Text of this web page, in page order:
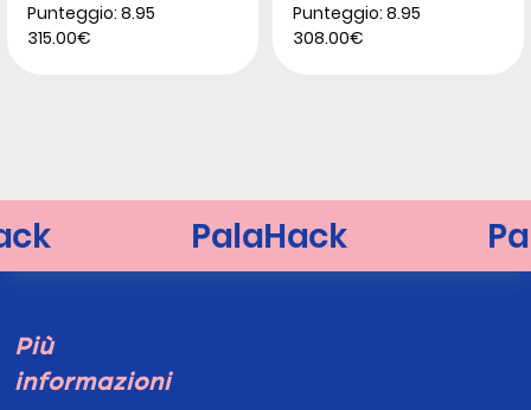
Punteggio: 8.95
315.00€
Punteggio: 8.95
308.00€
Più
informazioni